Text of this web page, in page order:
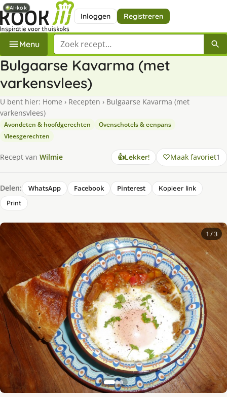
Inloggen Registreren
Menu Zoek een recept
Bulgaarse Kavarma (met
varkensvlees)
U bent hier: Home › Recepten › Bulgaarse Kavarma (met
varkensvlees)
Avondeten & hoofdgerechten
Ovenschotels & eenpans
Vleesgerechten
Recept van Wilmie 👍Lekker! Maak favoriet1
Delen: WhatsApp Facebook Pinterest
Kopieer link
Print
1 / 3
AI-kok
AI-kok